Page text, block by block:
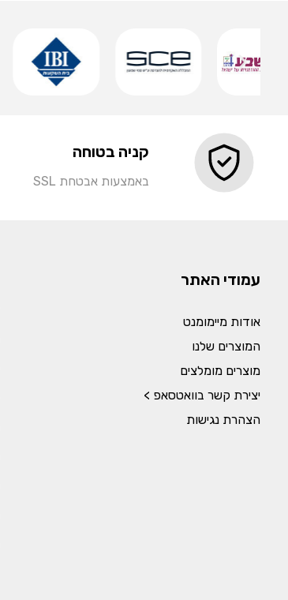
קניה בטוחה
באמצעות אבטחת SSL
עמודי האתר
אודות מיימומנט
המוצרים שלנו
מוצרים מומלצים
יצירת קשר בוואטסאפ >
הצהרת נגישות